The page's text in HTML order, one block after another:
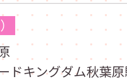
ドキングダム秋葉